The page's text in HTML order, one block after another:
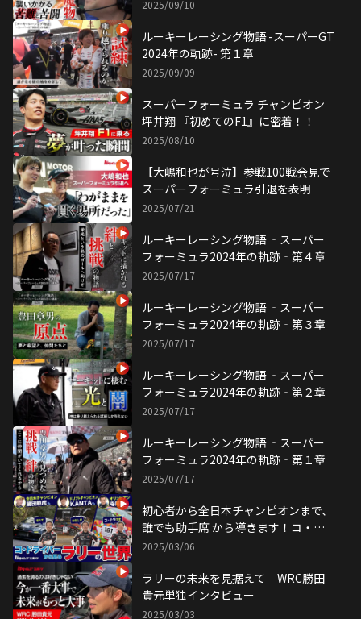
2025/09/10
ルーキーレーシング物語 -スーパーGT
2024年の軌跡- 第１章
2025/09/09
スーパーフォーミュラ チャンピオン
坪井翔 『初めてのF1』に密着！！
2025/08/10
【大嶋和也が号泣】参戦100戦会見で
スーパーフォーミュラ引退を表明
2025/07/21
ルーキーレーシング物語 ‐スーパー
フォーミュラ2024年の軌跡‐第４章
2025/07/17
ルーキーレーシング物語 ‐スーパー
フォーミュラ2024年の軌跡‐第３章
2025/07/17
ルーキーレーシング物語 ‐スーパー
フォーミュラ2024年の軌跡‐第２章
2025/07/17
ルーキーレーシング物語 ‐スーパー
フォーミュラ2024年の軌跡‐第１章
2025/07/17
初心者から全日本チャンピオンまで、
誰でも助手席 から導きます！コ・ド
ライバーから見るラリーの世界
2025/03/06
ラリーの未来を見据えて｜WRC勝田
貴元単独インタビュー
2025/03/03